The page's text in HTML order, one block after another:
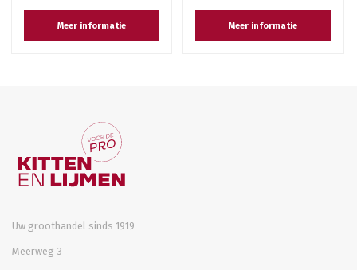
Meer informatie Meer informatie
Uw groothandel sinds 1919
Meerweg 3